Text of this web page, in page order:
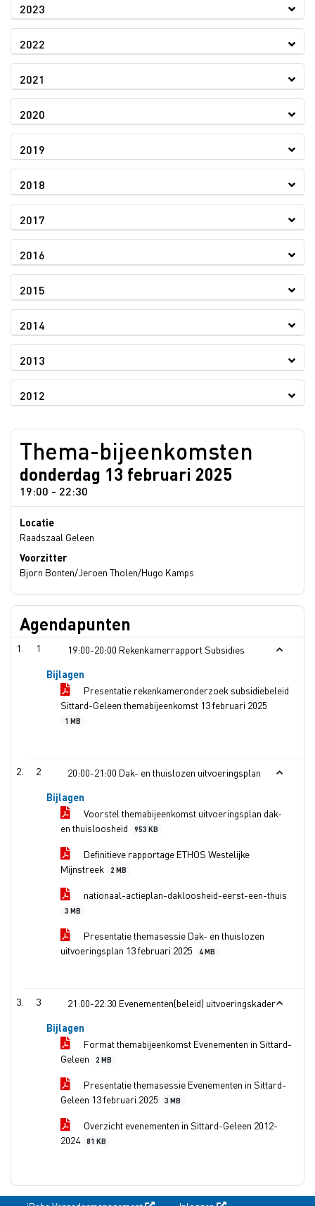
2023
2022
2021
2020
2019
2018
2017
2016
2015
2014
2013
2012
Thema-bijeenkomsten
donderdag 13 februari 2025
19:00 - 22:30
Locatie
Raadszaal Geleen
Voorzitter
Bjorn Bonten/Jeroen Tholen/Hugo Kamps
Agendapunten
1
19:00-20:00 Rekenkamerrapport Subsidies
Bijlagen
Presentatie rekenkameronderzoek subsidiebeleid
Sittard-Geleen themabijeenkomst 13 februari 2025
1 MB
2
20:00-21:00 Dak- en thuislozen uitvoeringsplan
Bijlagen
Voorstel themabijeenkomst uitvoeringsplan dak-
en thuisloosheid
953 KB
Definitieve rapportage ETHOS Westelijke
Mijnstreek
2 MB
nationaal-actieplan-dakloosheid-eerst-een-thuis
3 MB
Presentatie themasessie Dak- en thuislozen
uitvoeringsplan 13 februari 2025
4 MB
3
21:00-22:30 Evenementen(beleid) uitvoeringskader
Bijlagen
Format themabijeenkomst Evenementen in Sittard-
Geleen
2 MB
Presentatie themasessie Evenementen in Sittard-
Geleen 13 februari 2025
3 MB
Overzicht evenementen in Sittard-Geleen 2012-
2024
81 KB